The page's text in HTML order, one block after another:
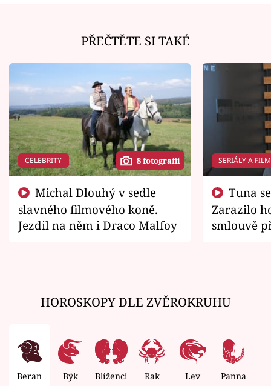
PŘEČTĚTE SI TAKÉ
CELEBRITY 8 fotografií
slavného filmového koně.
Jezdil na něm i Draco Malfoy
SERIÁLY A
Zarazilo
smlouvě
HOROSKOPY DLE ZVĚROKRUHU
Beran Býk Blíženci Rak Lev Panna